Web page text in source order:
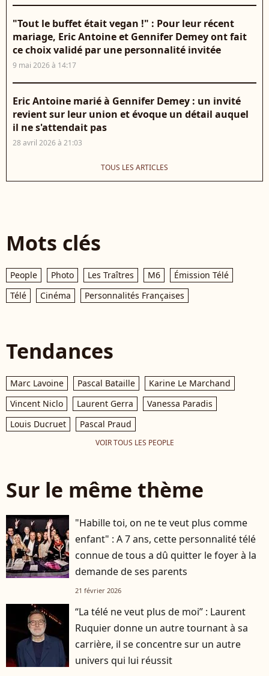
"Tout le buffet était vegan !" : Pour leur récent
mariage, Eric Antoine et Gennifer Demey ont fait
ce choix validé par une personnalité invitée
9 mai 2026 à 14:17
Eric Antoine marié à Gennifer Demey : un invité
revient sur leur union et évoque un détail auquel
il ne s'attendait pas
28 avril 2026 à 21:03
TOUS LES ARTICLES
Mots clés
People Photo Les Traîtres M6
Émission Télé
Télé
Cinéma Personnalités Françaises
Tendances
Marc Lavoine Pascal Bataille
Karine Le Marchand
Vincent Niclo
Laurent Gerra
Vanessa Paradis
Louis Ducruet
Pascal Praud
VOIR TOUS LES PEOPLE
Sur le même thème
"Habille toi, on ne te veut plus comme
enfant" : A 7 ans, cette personnalité télé
connue de tous a dû quitter le foyer à la
demande de ses parents
21 février 2026
“La télé ne veut plus de moi” : Laurent
Ruquier donne un autre tournant à sa
carrière, il se concentre sur un autre
univers qui lui réussit